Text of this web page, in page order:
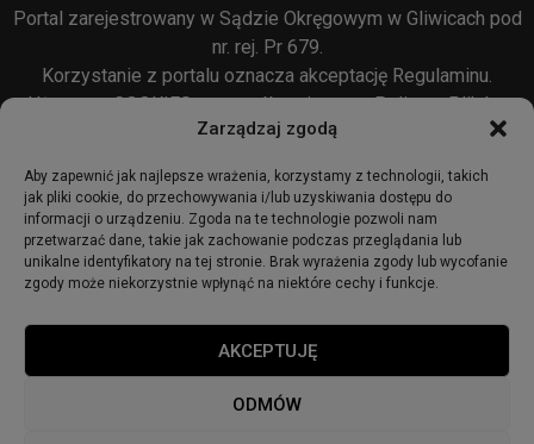
Zarządzaj zgodą
Aby zapewnić jak najlepsze wrażenia, korzystamy z technologii, takich
jak pliki cookie, do przechowywania i/lub uzyskiwania dostępu do
informacji o urządzeniu. Zgoda na te technologie pozwoli nam
przetwarzać dane, takie jak zachowanie podczas przeglądania lub
unikalne identyfikatory na tej stronie. Brak wyrażenia zgody lub wycofanie
zgody może niekorzystnie wpłynąć na niektóre cechy i funkcje.
AKCEPTUJĘ
ODMÓW
Portal zarejestrowany w Sądzie Okręgowym w Gliwicach pod
nr. rej. Pr 679.
Korzystanie z portalu oznacza akceptację Regulaminu.
Używamy COOKIES w sposób opisany wPolityce Plików
Cookie
© 2018 - zabrze24.info.
Polityka Prywatności
Polityka cookies